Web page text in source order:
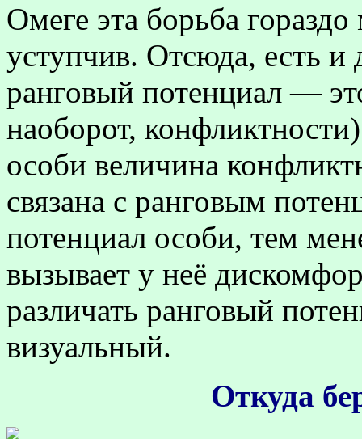
Омеге эта борьба
уступчив. Отсюда, есть
ранговый потенциал —
наоборот,
особи величина
связана с ранговым
потенциал особи, тем
вызывает у неё
различать ранговый
визуальный.
Откуда